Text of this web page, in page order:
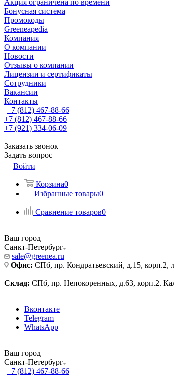
Акция ограничена по времени
Бонусная система
Промокоды
Greeneapedia
Компания
О компании
Новости
Отзывы о компании
Лицензии и сертификаты
Сотрудники
Вакансии
Контакты
+7 (812) 467-88-66
+7 (812) 467-88-66
+7 (921) 334-06-09
Заказать звонок
Задать вопрос
Войти
Корзина0
Избранные товары0
Сравнение товаров0
Ваш город
Санкт-Петербург
sale@greenea.ru
Офис: СПб, пр. Кондратьевский, д.15,
Склад: СПб, пр. Непокоренных, д.63, корп.2.
Вконтакте
Telegram
WhatsApp
Ваш город
Санкт-Петербург
+7 (812) 467-88-66